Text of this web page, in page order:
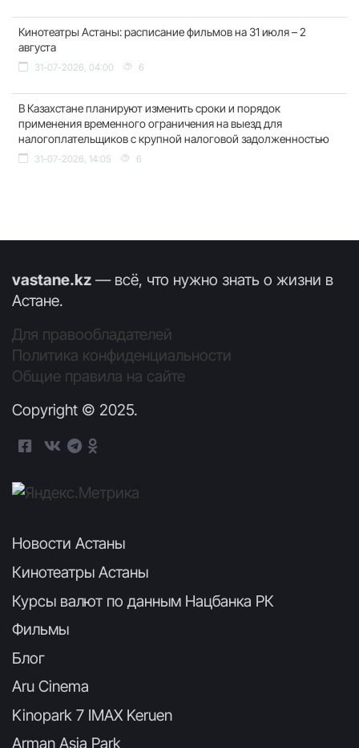
Кинотеатры Астаны: расписание фильмов на 31 июля – 2
августа
31-07-2026, 04:00 6
В Казахстане планируют изменить сроки и порядок
применения временного ограничения на выезд для
налогоплательщиков с крупной налоговой задолженностью
31-07-2026, 14:05 6
vastane.kz — всё, что нужно знать о жизни в
Астане.
Для правообладателей
Политика конфиденциальности
Общие правила на сайте
Copyright © 2025.
Новости Астаны
Кинотеатры Астаны
Курсы валют по данным Нацбанка РК
Фильмы
Блог
Aru Cinema
Kinopark 7 IMAX Keruen
Arman Asia Park